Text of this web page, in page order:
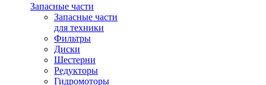
Запасные части
Запасные части
для техники
Фильтры
Диски
Шестерни
Редукторы
Гидромоторы